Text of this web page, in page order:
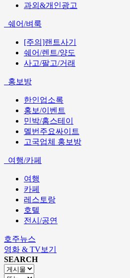
과외&개인광고
쉐어/벼룩
[주의]랜트사기
쉐어/렌트/양도
사고/팔고/거래
홍보방
한인업소록
홍보/이벤트
민박/홈스테이
멜번주요싸이트
고국업체 홍보방
여행/카페
여행
카페
레스토랑
호텔
전시/공연
호주뉴스
영화 & TV보기
SEARCH